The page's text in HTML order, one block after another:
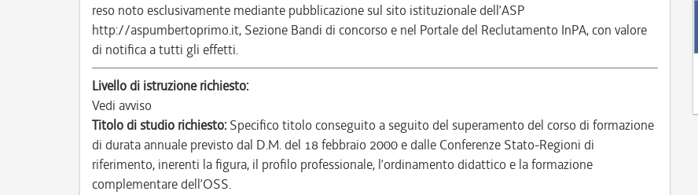
reso noto esclusivamente mediante pubblicazione sul sito istituzionale dell’ASP
http://aspumbertoprimo.it, Sezione Bandi di concorso e nel Portale del Reclutamento InPA, con valore
di notifica a tutti gli effetti.
Livello di istruzione richiesto:
Vedi avviso
Titolo di studio richiesto: Specifico titolo conseguito a seguito del superamento del corso di formazione
di durata annuale previsto dal D.M. del 18 febbraio 2000 e dalle Conferenze Stato-Regioni di
riferimento, inerenti la figura, il profilo professionale, l’ordinamento didattico e la formazione
complementare dell’OSS.